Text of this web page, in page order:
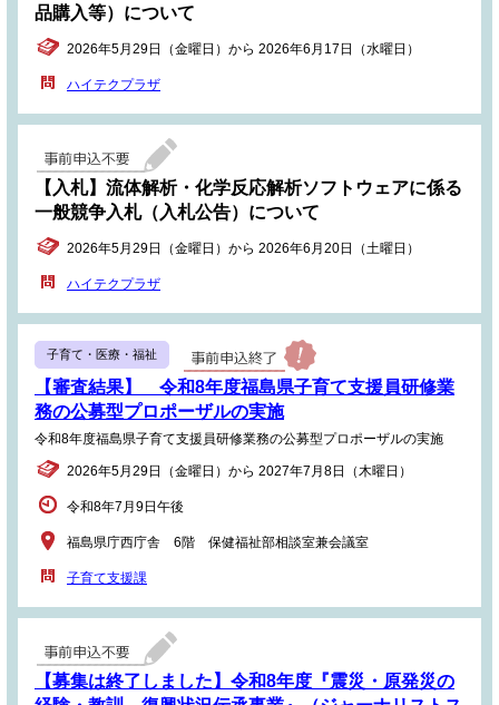
品購入等）について
2026年5月29日（金曜日）から 2026年6月17日（水曜日）
ハイテクプラザ
【入札】流体解析・化学反応解析ソフトウェアに係る
一般競争入札（入札公告）について
2026年5月29日（金曜日）から 2026年6月20日（土曜日）
ハイテクプラザ
子育て・医療・福祉
【審査結果】 令和8年度福島県子育て支援員研修業
務の公募型プロポーザルの実施
令和8年度福島県子育て支援員研修業務の公募型プロポーザルの実施
2026年5月29日（金曜日）から 2027年7月8日（木曜日）
令和8年7月9日午後
福島県庁西庁舎 6階 保健福祉部相談室兼会議室
子育て支援課
【募集は終了しました】令和8年度『震災・原発災の